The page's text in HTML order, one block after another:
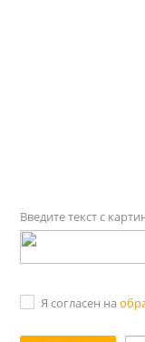
Введите текст с
Я согласен на